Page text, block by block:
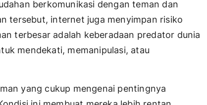
berkomunikasi dengan teman dan
tersebut, internet juga menyimpan risiko
terbesar adalah keberadaan predator dunia
mendekati, memanipulasi, atau
yang cukup mengenai pentingnya